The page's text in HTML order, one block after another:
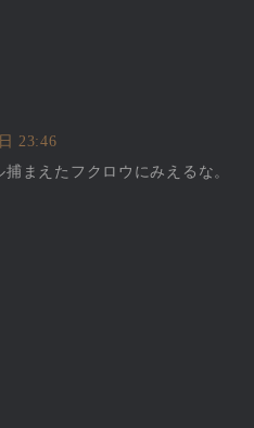
23:46
まえたフクロウにみえるな。